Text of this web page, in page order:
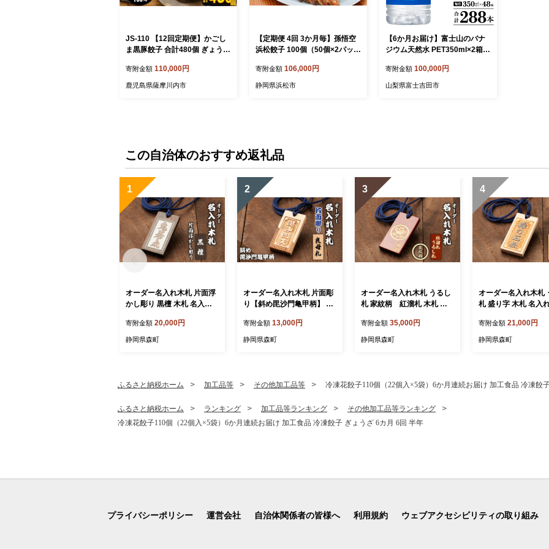
JS-110 【12回定期便】かごし
ま黒豚餃子 合計480個 ぎょうざ
房みかく亭
寄附金額 110,000円
鹿児島県薩摩川内市
【定期便 4回 3か月毎】孫悟空
浜松餃子 100個（50個×2パッ
ョーザ 冷凍餃子 冷凍ぎょうざ
孫悟空 冷凍食品 あっさり ヘル
寄附金額 106,000円
静岡県浜松市
【6か月お届け】富士山のバナ
ジウム天然水 PET350ml×2箱(4
寄附金額 100,000円
山梨県富士吉田市
この自治体のおすすめ返礼品
1
オーダー名入れ木札 片面浮
かし彫り 黒檀 木札 名入れ
寄附金額 20,000円
静岡県森町
2
オーダー名入れ木札 片面彫
り【斜め毘沙門亀甲柄】 良
町
寄附金額 13,000円
静岡県森町
3
オーダー名入れ木札 うるし
札 家紋柄 紅溜札 木札 名
寄附金額 35,000円
静岡県森町
4
オーダー名入れ木札
札 盛り字 木札 名入
寄附金額 21,000円
静岡県森町
ふるさと納税ホーム 加工品等 その他加工品等 冷凍花餃子110個（22個入×5袋）6か月連続お届け 加工食品 冷凍餃
ふるさと納税ホーム ランキング 加工品等ランキング
その他加工品等ランキング
冷凍花餃子110個（22個入×5袋）6か月連続お届け 加工食品 冷凍餃子 ぎょうざ 6カ月 6回 半年
プライバシーポリシー 運営会社 自治体関係者の皆様へ 利用規約 ウェブアクセシビリティの取り組み